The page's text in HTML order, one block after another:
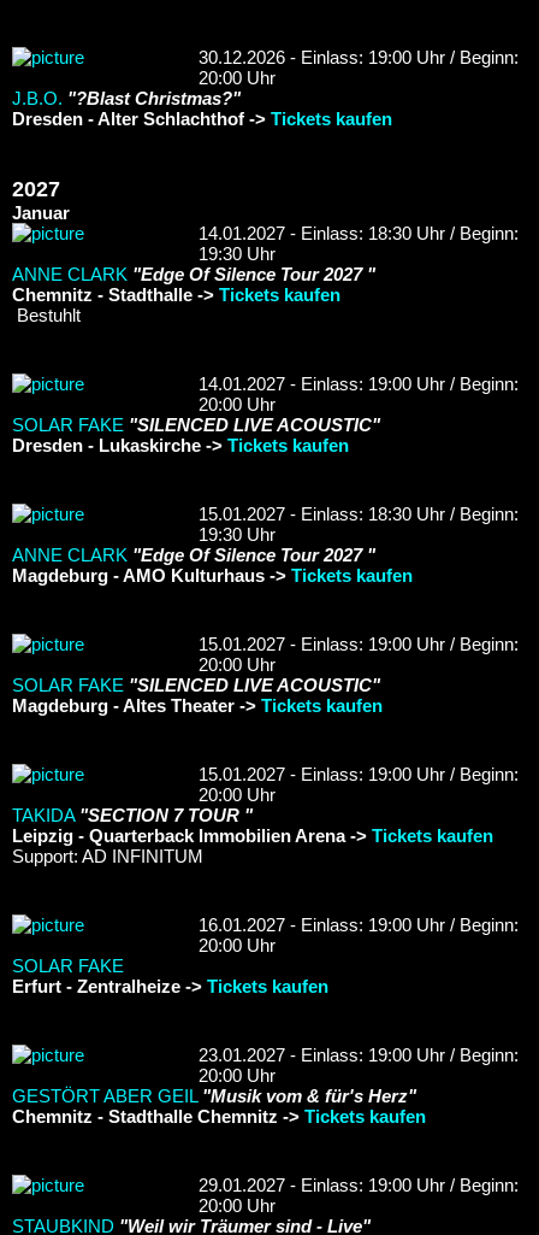
30.12.2026 - Einlass: 19:00 Uhr / Beginn:
20:00 Uhr
J.B.O. "?Blast Christmas?"
Dresden - Alter Schlachthof -> Tickets kaufen
2027
Januar
14.01.2027 - Einlass: 18:30 Uhr / Beginn:
19:30 Uhr
ANNE CLARK "Edge Of Silence Tour 2027 "
Chemnitz - Stadthalle -> Tickets kaufen
Bestuhlt
14.01.2027 - Einlass: 19:00 Uhr / Beginn:
20:00 Uhr
SOLAR FAKE "SILENCED LIVE ACOUSTIC"
Dresden - Lukaskirche -> Tickets kaufen
15.01.2027 - Einlass: 18:30 Uhr / Beginn:
19:30 Uhr
ANNE CLARK "Edge Of Silence Tour 2027 "
Magdeburg - AMO Kulturhaus -> Tickets kaufen
15.01.2027 - Einlass: 19:00 Uhr / Beginn:
20:00 Uhr
SOLAR FAKE "SILENCED LIVE ACOUSTIC"
Magdeburg - Altes Theater -> Tickets kaufen
15.01.2027 - Einlass: 19:00 Uhr / Beginn:
20:00 Uhr
TAKIDA "SECTION 7 TOUR "
Leipzig - Quarterback Immobilien Arena -> Tickets kaufen
Support: AD INFINITUM
16.01.2027 - Einlass: 19:00 Uhr / Beginn:
20:00 Uhr
SOLAR FAKE
Erfurt - Zentralheize -> Tickets kaufen
23.01.2027 - Einlass: 19:00 Uhr / Beginn:
20:00 Uhr
GESTÖRT ABER GEIL "Musik vom & für's Herz"
Chemnitz - Stadthalle Chemnitz -> Tickets kaufen
29.01.2027 - Einlass: 19:00 Uhr / Beginn:
20:00 Uhr
STAUBKIND "Weil wir Träumer sind - Live"